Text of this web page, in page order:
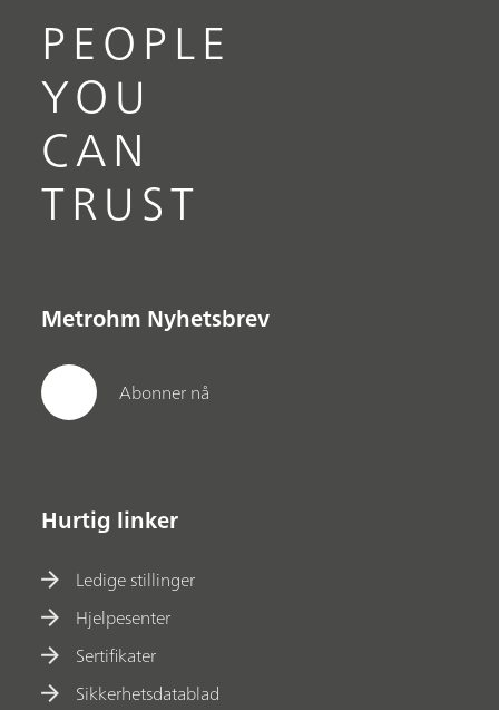
PEOPLE
YOU
CAN
TRUST
Metrohm Nyhetsbrev
Abonner nå
Hurtig linker
Ledige stillinger
Hjelpesenter
Sertifikater
Sikkerhetsdatablad